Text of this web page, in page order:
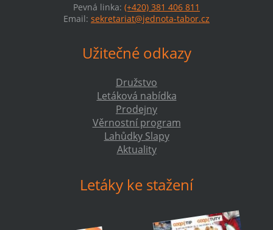
Pevná linka: (+420) 381 406 811
Email: sekretariat@jednota-tabor.cz
Užitečné odkazy
Družstvo
Letáková nabídka
Prodejny
Věrnostní program
Lahůdky Slapy
Aktuality
Letáky ke stažení